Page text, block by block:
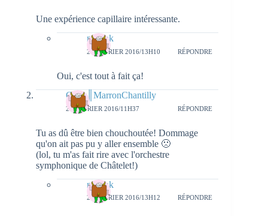
Une expérience capillaire intéressante.
natieak
25 FÉVRIER 2016/13H10 RÉPONDRE
Oui, c'est tout à fait ça!
Geny║MarronChantilly
22 FÉVRIER 2016/11H37 RÉPONDRE
Tu as dû être bien chouchoutée! Dommage
qu'on ait pas pu y aller ensemble 🙁
(lol, tu m'as fait rire avec l'orchestre
symphonique de Châtelet!)
natieak
25 FÉVRIER 2016/13H12 RÉPONDRE